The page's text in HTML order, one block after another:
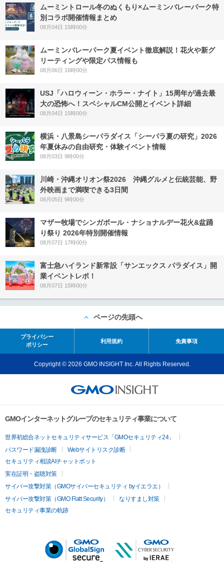
ムーミントロール冬のぬくもり×ムーミンバレーパーク特
別コラボ開催情報まとめ
08月04日 15時00分
ムーミンバレーパーク夏イベント徹底解説！花火や新グ
リーティングや限定パス情報も
08月06日 16時00分
USJ「ハロウィーン・ホラー・ナイト」15周年が過去最
大の恐怖へ！スペシャルCM公開とイベント詳細
08月04日 15時00分
横浜・八景島シーパラダイス「シーパラ夏の研究」2026
年夏休みの自由研究・体験イベント情報
08月03日 9時00分
川崎・沖縄オリオン祭2026 沖縄グルメと伝統芸能、野
外映画まで満喫できる3日間
08月05日 9時00分
マザー牧場でシンガポール・ナショナルデー花火&盆踊
り祭り 2026年特別開催情報
08月07日 17時00分
富士急ハイランド新常設「サンエックス パラダイス」開
業イベントレポ！
08月07日 15時00分
ページの先頭へ
プライバシー
ポリシー
利用規約 免責事項
Copyright © 2026 GMO INSIGHT Inc. All Rights Reserved.
GMOインターネットグループのセキュリティ事業について
世界初総合ネットセキュリティサービス「GMOセキュリティ24」
パスワード漏洩診断
Webサイトリスク診断
セキュリティ相談AIチャットボット
実在証明・盗聴対策
サイバー攻撃対策（GMOサイバーセキュリティ byイエラエ）
サイバー攻撃対策（GMO Flatt Security）
なりすまし対策
セキュリティ事業の軌跡